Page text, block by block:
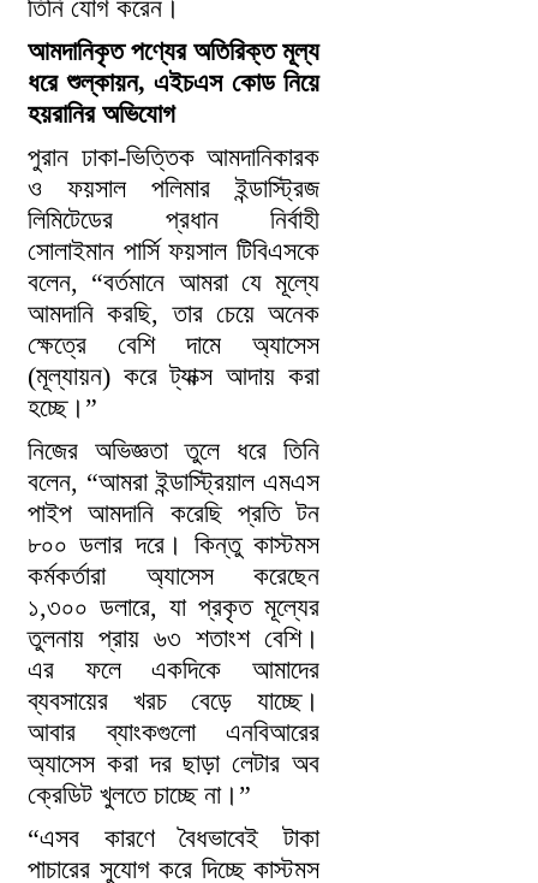
তিনি যোগ করেন।
আমদানিকৃত পণ্যের অতিরিক্ত মূল্য
ধরে শুল্কায়ন, এইচএস কোড নিয়ে
হয়রানির অভিযোগ
পুরান ঢাকা-ভিত্তিক আমদানিকারক
ও ফয়সাল পলিমার ইন্ডাস্ট্রিজ
লিমিটেডের প্রধান নির্বাহী
সোলাইমান পার্সি ফয়সাল টিবিএসকে
বলেন, “বর্তমানে আমরা যে মূল্যে
আমদানি করছি, তার চেয়ে অনেক
ক্ষেত্রে বেশি দামে অ্যাসেস
(মূল্যায়ন) করে ট্যাক্স আদায় করা
হচ্ছে।”
নিজের অভিজ্ঞতা তুলে ধরে তিনি
বলেন, “আমরা ইন্ডাস্ট্রিয়াল এমএস
পাইপ আমদানি করেছি প্রতি টন
৮০০ ডলার দরে। কিন্তু কাস্টমস
কর্মকর্তারা অ্যাসেস করেছেন
১,৩০০ ডলারে, যা প্রকৃত মূল্যের
তুলনায় প্রায় ৬৩ শতাংশ বেশি।
এর ফলে একদিকে আমাদের
ব্যবসায়ের খরচ বেড়ে যাচ্ছে।
আবার ব্যাংকগুলো এনবিআরের
অ্যাসেস করা দর ছাড়া লেটার অব
ক্রেডিট খুলতে চাচ্ছে না।”
“এসব কারণে বৈধভাবেই টাকা
পাচারের সুযোগ করে দিচ্ছে কাস্টমস